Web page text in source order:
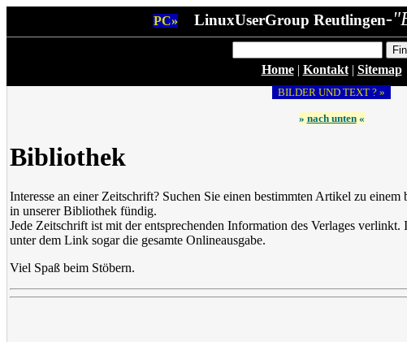
PC» LinuxUserGroup Reutlingen-
Home| Kontakt| Sitemap
BILDER UND TEXT ? »
» nach unten«
Bibliothek
Interesse an einer Zeitschrift? Suchen Sie einen bestimmten Artikel zu
in unserer Bibliothek fündig.
Jede Zeitschrift ist mit der entsprechenden Information des Verlages
unter dem Link sogar die gesamte Onlineausgabe.
Viel Spaß beim Stöbern.